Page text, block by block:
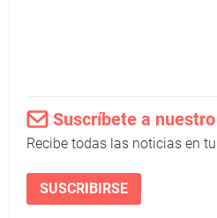
Suscríbete a
Recibe todas las noticias en
SUSCRIBIRSE